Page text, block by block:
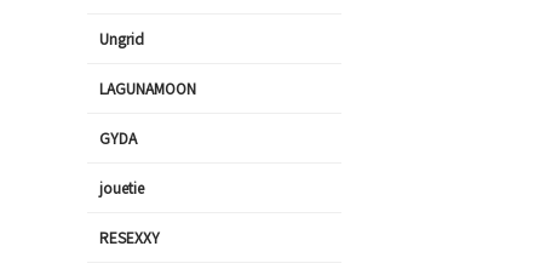
Ungrid
LAGUNAMOON
GYDA
jouetie
RESEXXY